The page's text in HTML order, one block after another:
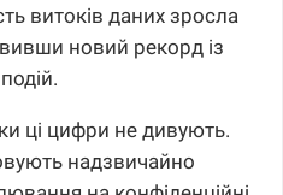
витоків даних зросла
новий рекорд із
ці цифри не дивують.
надзвичайно